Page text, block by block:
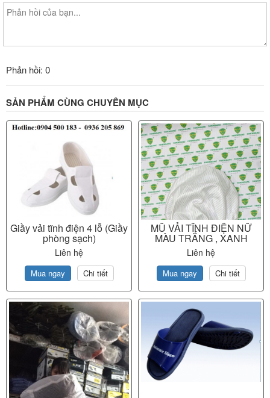
Phản hồi: 0
SẢN PHẨM CÙNG CHUYÊN MỤC
Giầy vải tĩnh điện 4 lỗ (Giầy
phòng sạch)
Liên hệ
Mua ngay Chi tiết
MŨ VẢI TĨNH ĐIỆN NỮ
MÀU TRẮNG , XANH
Liên hệ
Mua ngay Chi tiết